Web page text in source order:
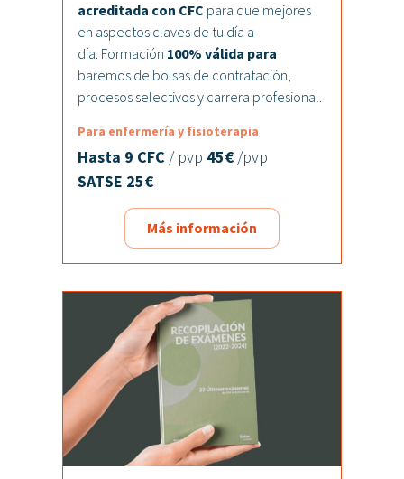
acreditada con CFC para que mejores
en aspectos claves de tu día a
día. Formación 100% válida para
baremos de bolsas de contratación,
procesos selectivos y carrera profesional.
Para enfermería y fisioterapia
Hasta 9 CFC / pvp 45€ /pvp
SATSE 25€
Más información